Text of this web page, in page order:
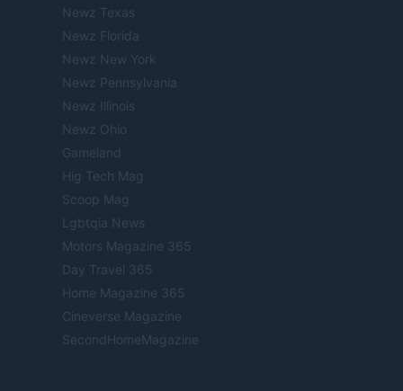
Newz Texas
Newz Florida
Newz New York
Newz Pennsylvania
Newz Illinois
Newz Ohio
Gameland
Hig Tech Mag
Scoop Mag
Lgbtqia News
Motors Magazine 365
Day Travel 365
Home Magazine 365
Cineverse Magazine
SecondHomeMagazine